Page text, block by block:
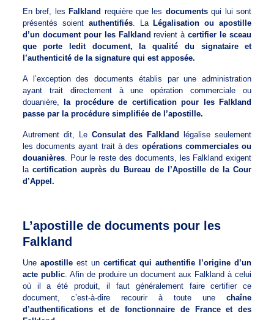
En bref, les Falkland requière que les documentsqui lui sont
présentés soient authentifiés. La Légalisation ou apostille
d’un document pour les Falkland revient àcertifier le sceau
que porte ledit document, la qualité du signataire et
l’authenticité de la signature qui est apposée.
A l’exception des documents établis par une administration
ayant trait directement à une opération commerciale ou
douanière,
la procédure de certification pour les Falkland
passe par la procédure simplifiée de l’apostille.
Autrement dit, Le Consulat des Falkland
légalise seulement
les documents ayant trait à des opérations commerciales ou
douanières. Pour le reste des documents, les Falkland exigent
la certification auprès du Bureau de l’Apostille de la Cour
d’Appel.
L’apostille de documents pour les
Falkland
Une apostilleest un certificat qui authentifie l’origine d’un
acte public. Afin de produire un document aux Falkland à celui
où il a été produit, il faut généralement faire certifier ce
document, c’est-à-dire recourir à toute unechaîne
d’authentifications et de fonctionnaire de France et des